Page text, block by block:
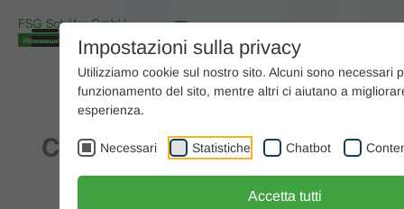
Ci presentiamo
Competenza, precisione e
prestazioni
Impostazioni sulla privacy
Utilizziamo cookie sul nostro sito. Alcuni sono necessari
funzionamento del sito, mentre altri ci aiutano a
esperienza.
Necessari Statistiche Chatbot
Accetta tutti